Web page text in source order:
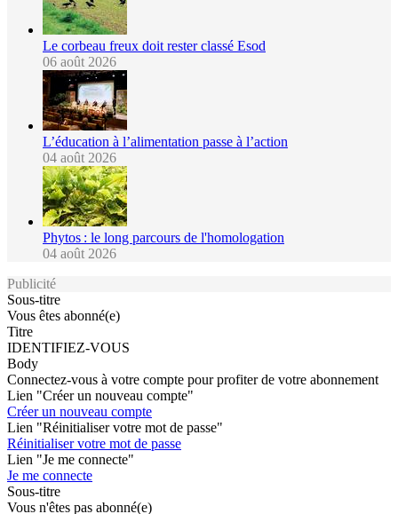
Le corbeau freux doit rester classé Esod
06 août 2026
L’éducation à l’alimentation passe à l’action
04 août 2026
Phytos : le long parcours de l'homologation
04 août 2026
Publicité
Sous-titre
Vous êtes abonné(e)
Titre
IDENTIFIEZ-VOUS
Body
Connectez-vous à votre compte pour profiter de votre abonnement
Lien "Créer un nouveau compte"
Créer un nouveau compte
Lien "Réinitialiser votre mot de passe"
Réinitialiser votre mot de passe
Lien "Je me connecte"
Je me connecte
Sous-titre
Vous n'êtes pas abonné(e)